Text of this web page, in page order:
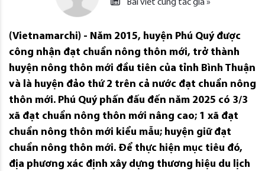
Bài viết cùng tác giả »
(Vietnamarchi) - Năm 2015, huyện Phú Quý được
công nhận đạt chuẩn nông thôn mới, trở thành
huyện nông thôn mới đầu tiên của tỉnh Bình Thuận
và là huyện đảo thứ 2 trên cả nước đạt chuẩn nông
thôn mới. Phú Quý phấn đấu đến năm 2025 có 3/3
xã đạt chuẩn nông thôn mới nâng cao; 1 xã đạt
chuẩn nông thôn mới kiểu mẫu; huyện giữ đạt
chuẩn nông thôn mới. Để thực hiện mục tiêu đó,
địa phương xác định xây dựng thương hiệu du lịch